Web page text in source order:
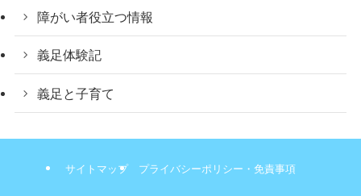
障がい者役立つ情報
義足体験記
義足と子育て
サイトマップ プライバシーポリシー・免責事項